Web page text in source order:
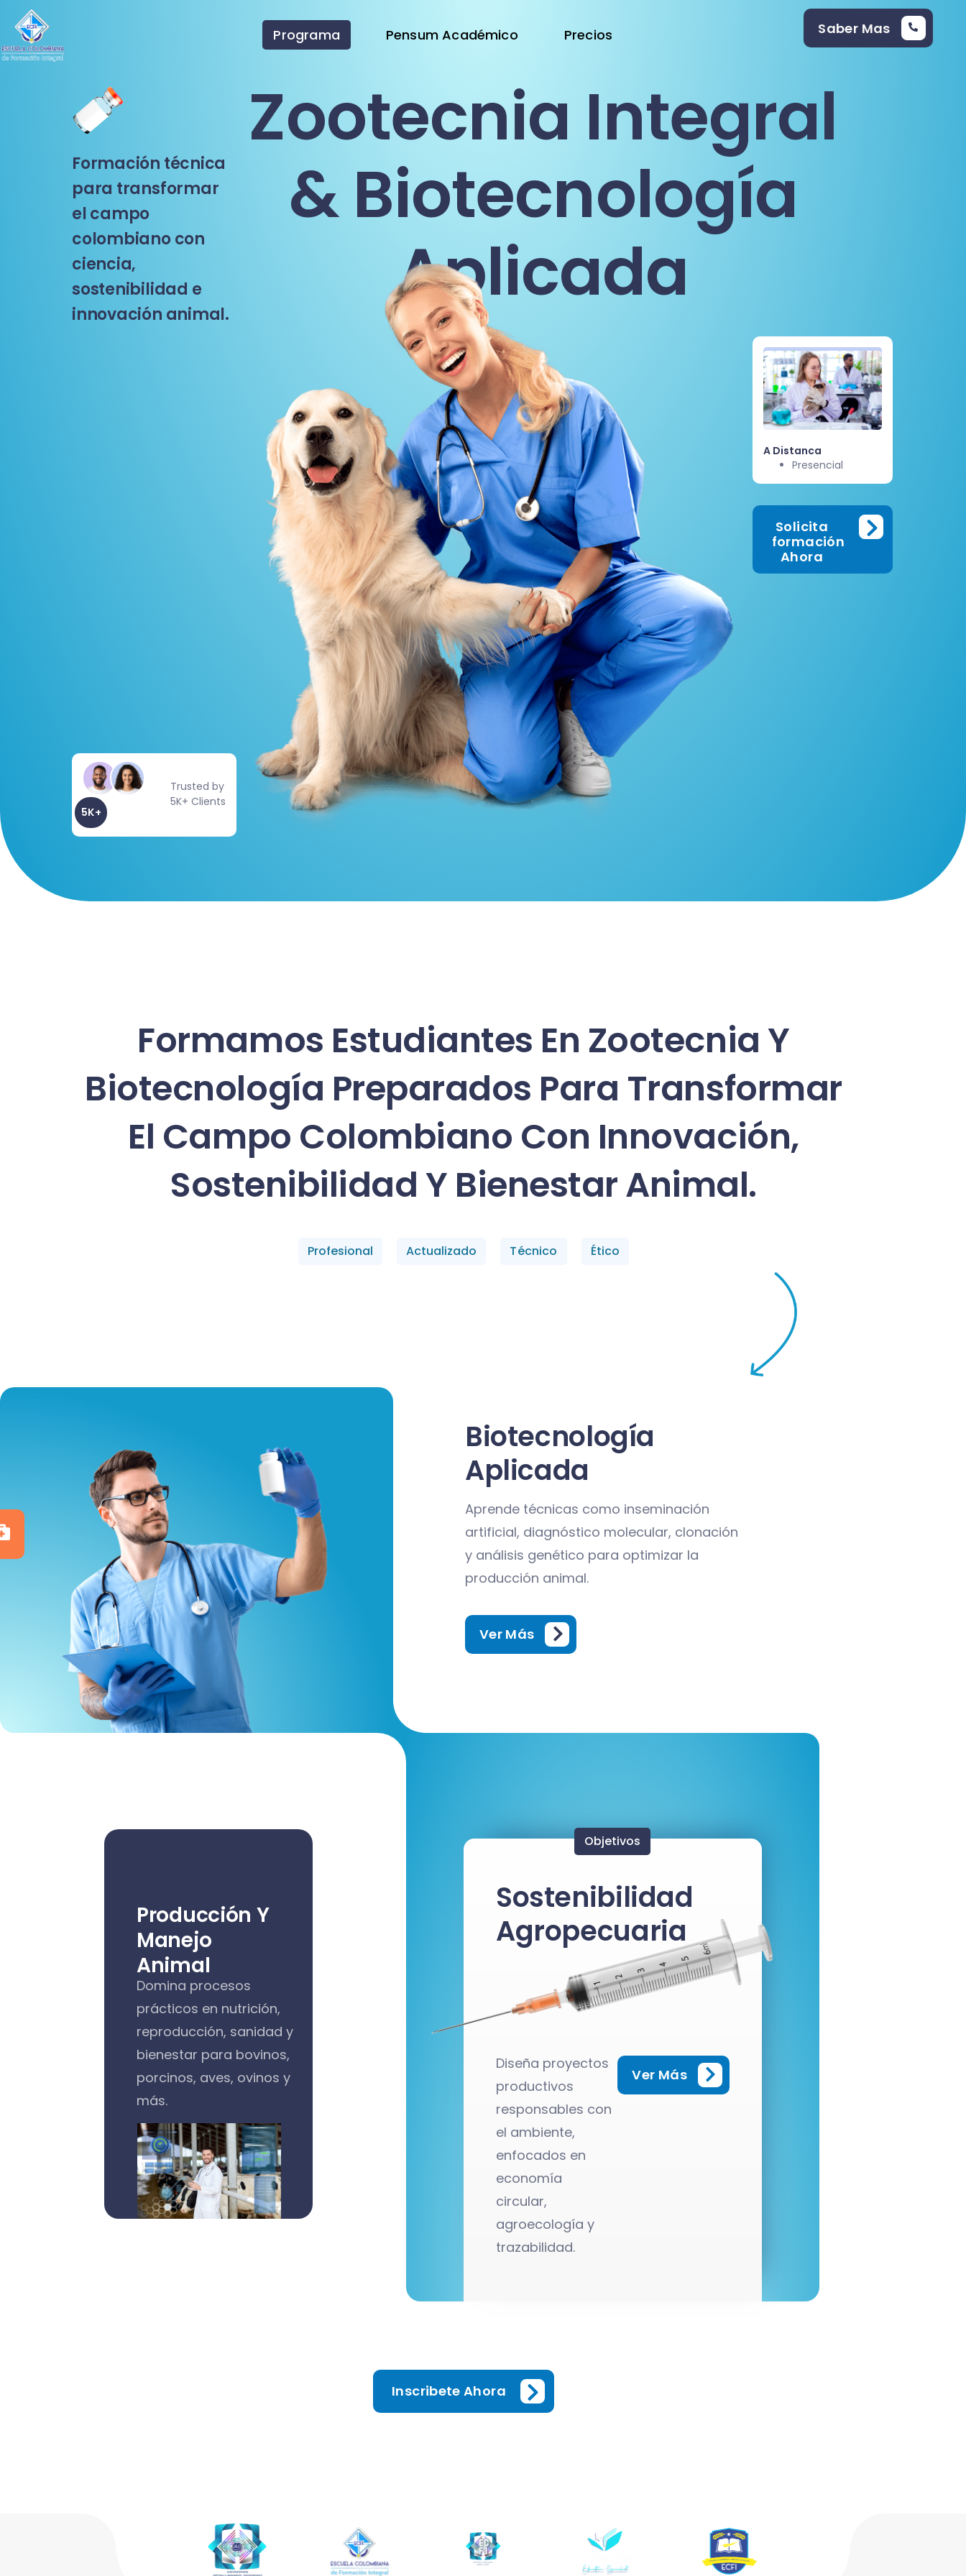
Programa Pensum Académico Precios Saber Mas
Formación técnica
para transformar
el campo
colombiano con
ciencia,
sostenibilidad e
innovación animal.
5K+
Trusted by
5K+ Clients
Zootecnia Integral
& Biotecnología
Aplicada
A Distanca
Presencial
Solicita
Información
Ahora
Formamos Estudiantes En Zootecnia Y
Biotecnología Preparados Para Transformar
El Campo Colombiano Con Innovación,
Sostenibilidad Y Bienestar Animal.
Profesional Actualizado Técnico Ético
Biotecnología
Aplicada
Aprende técnicas como inseminación
artificial, diagnóstico molecular, clonación
y análisis genético para optimizar la
producción animal.
Ver Más
Producción Y
Manejo
Animal
Domina procesos
prácticos en nutrición,
reproducción, sanidad y
bienestar para bovinos,
porcinos, aves, ovinos y
más.
Objetivos
Sostenibilidad
Agropecuaria
Diseña proyectos
productivos
responsables con
el ambiente,
enfocados en
economía
circular,
agroecología y
trazabilidad.
Ver Más
Inscribete Ahora